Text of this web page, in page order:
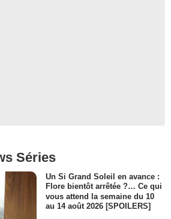
Séries
Un Si Grand Soleil en avance :
Flore bientôt arrêtée ?… Ce qui
vous attend la semaine du 10
au 14 août 2026 [SPOILERS]